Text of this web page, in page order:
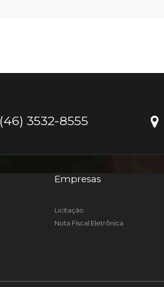
(46) 3532-8555
Empresas
Licitação
Nota Fiscal Eletrônica